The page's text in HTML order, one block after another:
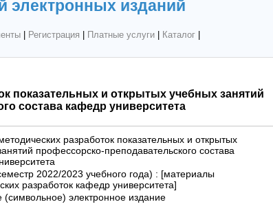
электронных изданий
| Регистрация Платные услуги| Каталог|
показательных и открытых учебных занятий
состава кафедр университета
разработок показательных и открытых
профессорско-преподавательского состава
2022/2023 учебного года) : [материалы
разработок кафедр университета]
(символьное) электронное издание